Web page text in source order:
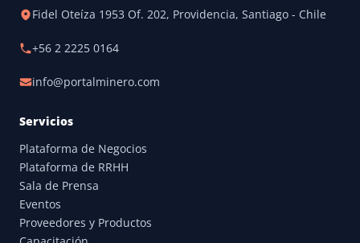
Fidel Oteíza 1953 Of. 202, Providencia, Santiago - Chile
+56 2 2225 0164
info@portalminero.com
Servicios
Plataforma de Negocios
Plataforma de RRHH
Sala de Prensa
Eventos
Proveedores y Productos